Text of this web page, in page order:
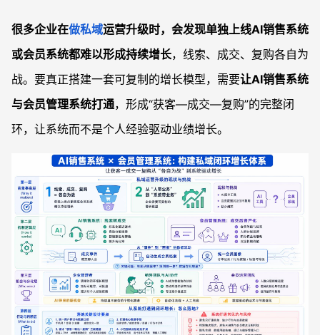
AI销售系统与会员系统打通需要注意什么？
很多企业在做私域运营升级时，会发现单独上线AI销售系统
或会员系统都难以形成持续增长，线索、成交、复购各自为
战。要真正搭建一套可复制的增长模型，需要让AI销售系统
与会员管理系统打通，形成“获客—成交—复购”的完整闭
环，让系统而不是个人经验驱动业绩增长。